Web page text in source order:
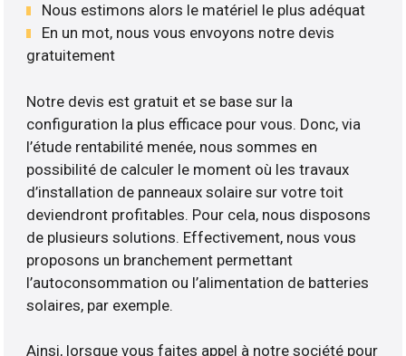
Nous estimons alors le matériel le plus adéquat
En un mot, nous vous envoyons notre devis
gratuitement
Notre devis est gratuit et se base sur la
configuration la plus efficace pour vous. Donc, via
l’étude rentabilité menée, nous sommes en
possibilité de calculer le moment où les travaux
d’installation de panneaux solaire sur votre toit
deviendront profitables. Pour cela, nous disposons
de plusieurs solutions. Effectivement, nous vous
proposons un branchement permettant
l’autoconsommation ou l’alimentation de batteries
solaires, par exemple.
Ainsi, lorsque vous faites appel à notre société pour